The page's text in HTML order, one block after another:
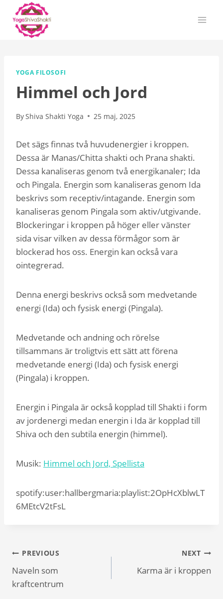
content
YOGA FILOSOFI
Himmel och Jord
ByShiva Shakti Yoga 25 maj, 2025
Det sägs finnas två huvudenergier i kroppen.
Dessa är Manas/Chitta shakti och Prana shakti.
Dessa kanaliseras genom två energikanaler; Ida
och Pingala. Energin som kanaliseras genom Ida
beskrivs som receptiv/intagande. Energin som
kanaliseras genom Pingala som aktiv/utgivande.
Blockeringar i kroppen på höger eller vänster
sida visar vilken av dessa förmågor som är
blockerad hos oss. Energin kan också vara
ointegrerad.
Denna energi beskrivs också som medvetande
energi (Ida) och fysisk energi (Pingala).
Medvetande och andning och rörelse
tillsammans är troligtvis ett sätt att förena
medvetande energi (Ida) och fysisk energi
(Pingala) i kroppen.
Energin i Pingala är också kopplad till Shakti i form
av jordenergi medan energin i Ida är kopplad till
Shiva och den subtila energin (himmel).
Musik: Himmel och Jord, Spellista
spotify:user:hallbergmaria:playlist:2OpHcXblwLT
6MEtcV2tFsL
Inläggsnavigering
PREVIOUS
Naveln som
kraftcentrum
NEXT
Karma är i kroppen